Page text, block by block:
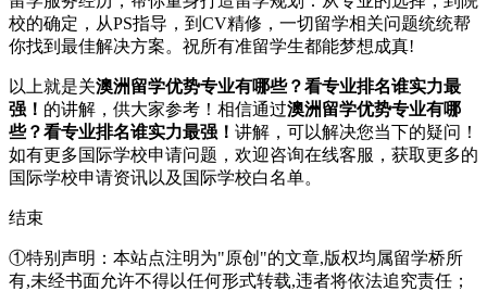
校的确定，从PS指导，到CV精修，一切留学相关问题统统帮
你找到最佳解决方案。祝所有准留学生都能梦想成真!
以上就是关澳洲留学优势专业有哪些？看专业排名谁实力最
强！ 的讲解，供大家参考！相信通过澳洲留学优势专业有哪
些？看专业排名谁实力最强！ 讲解，可以解决您当下的疑问！
如有更多国际学校申请问题，欢迎咨询在线客服 ，获取更多的
国际学校申请资讯以及国际学校白名单。
结束
①特别声明：本站点注明为"原创"的文章,版权均属留学桥所
有,未经书面允许不得以任何形式转载,违者将依法追究责任；